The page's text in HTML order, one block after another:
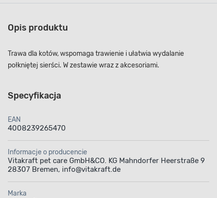
Opis produktu
Trawa dla kotów, wspomaga trawienie i ułatwia wydalanie
połkniętej sierści. W zestawie wraz z akcesoriami.
Specyfikacja
EAN
4008239265470
Informacje o producencie
Vitakraft pet care GmbH&CO. KG Mahndorfer Heerstraße 9
28307 Bremen, info@vitakraft.de
Marka